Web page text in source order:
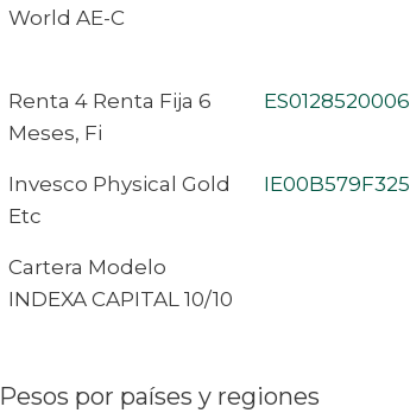
World AE-C
Renta 4 Renta Fija 6
Meses, Fi
ES0128520006
Invesco Physical Gold
Etc
IE00B579F325
Cartera Modelo
INDEXA CAPITAL 10/10
Pesos por países y regiones